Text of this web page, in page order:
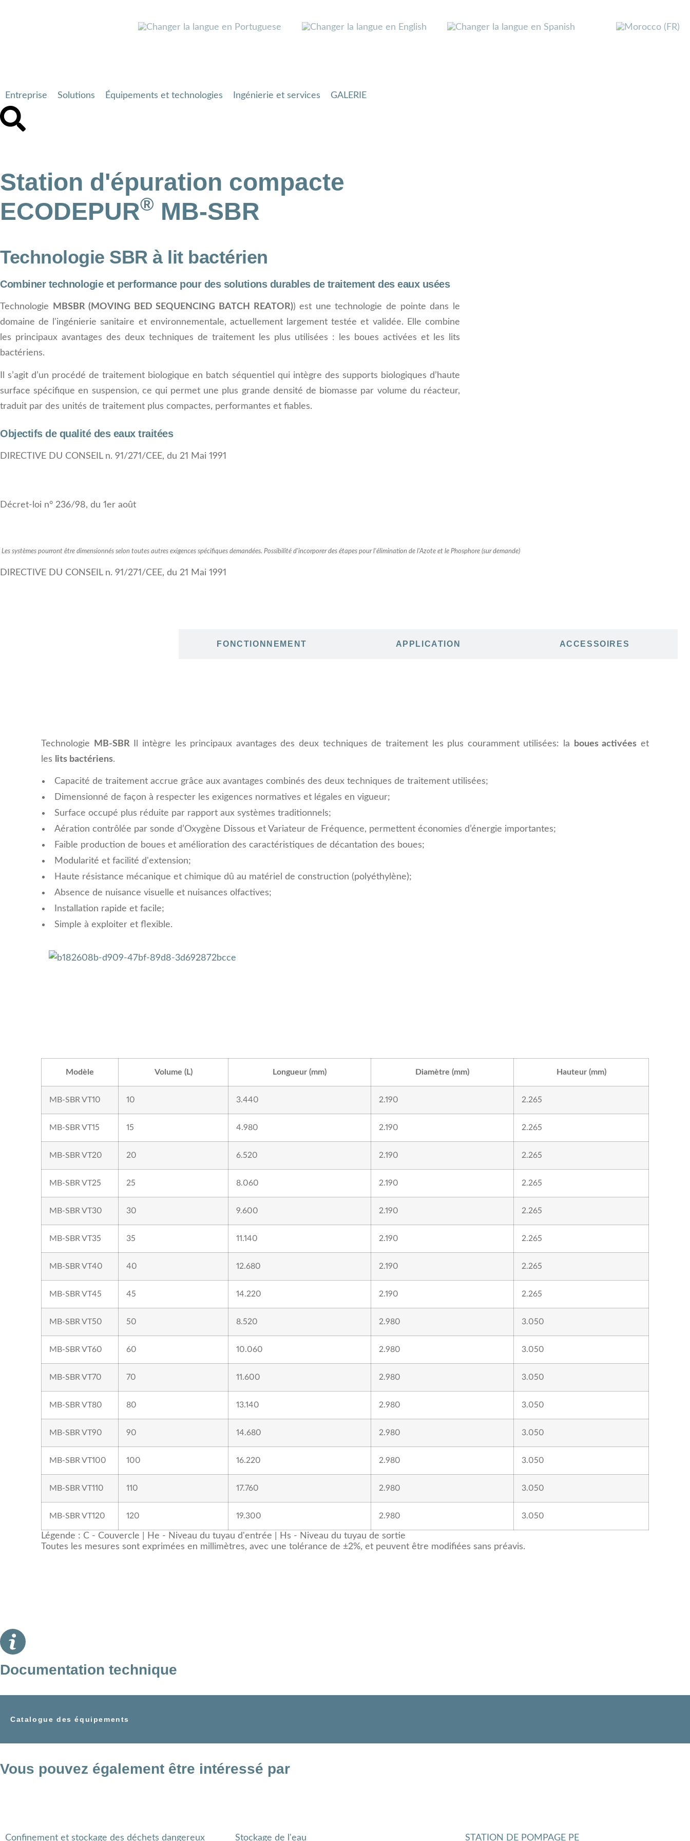
Entreprise Solutions Équipements et technologies Ingénierie et services GALERIE
Station d'épuration compacte
ECODEPUR® MB-SBR
Technologie SBR à lit bactérien
Combiner technologie et performance pour des solutions durables de traitement des eaux usées
Technologie MBSBR (MOVING BED SEQUENCING BATCH REATOR)) est une technologie de pointe dans le
domaine de l'ingénierie sanitaire et environnementale, actuellement largement testée et validée. Elle combine
les principaux avantages des deux techniques de traitement les plus utilisées : les boues activées et les lits
bactériens.
Il s’agit d’un procédé de traitement biologique en batch séquentiel qui intègre des supports biologiques d’haute
surface spécifique en suspension, ce qui permet une plus grande densité de biomasse par volume du réacteur,
traduit par des unités de traitement plus compactes, performantes et fiables.
Objectifs de qualité des eaux traitées
DIRECTIVE DU CONSEIL n. 91/271/CEE, du 21 Mai 1991
Décret-loi n° 236/98, du 1er août
Les systèmes pourront être dimensionnés selon toutes autres exigences spécifiques demandées. Possibilité d'incorporer des étapes pour l'élimination de l'Azote et le Phosphore (sur demande)
DIRECTIVE DU CONSEIL n. 91/271/CEE, du 21 Mai 1991
FONCTIONNEMENT APPLICATION ACCESSOIRES
Technologie MB-SBR Il intègre les principaux avantages des deux techniques de traitement les plus couramment utilisées: la boues activées et
les
lits bactériens.
Capacité de traitement accrue grâce aux avantages combinés des deux techniques de traitement utilisées;
Dimensionné de façon à respecter les exigences normatives et légales en vigueur;
Surface occupé plus réduite par rapport aux systèmes traditionnels;
Aération contrôlée par sonde d’Oxygène Dissous et Variateur de Fréquence, permettent économies d’énergie importantes;
Faible production de boues et amélioration des caractéristiques de décantation des boues;
Modularité et facilité d'extension;
Haute résistance mécanique et chimique dû au matériel de construction (polyéthylène);
Absence de nuisance visuelle et nuisances olfactives;
Installation rapide et facile;
Simple à exploiter et flexible.
Modèle Volume (L) Longueur (mm) Diamètre (mm) Hauteur (mm)
MB-SBR VT10 10 3.440 2.190 2.265
MB-SBR VT15 15 4.980 2.190 2.265
MB-SBR VT20 20 6.520 2.190 2.265
MB-SBR VT25 25 8.060 2.190 2.265
MB-SBR VT30 30 9.600 2.190 2.265
MB-SBR VT35 35 11.140 2.190 2.265
MB-SBR VT40 40 12.680 2.190 2.265
MB-SBR VT45 45 14.220 2.190 2.265
MB-SBR VT50 50 8.520 2.980 3.050
MB-SBR VT60 60 10.060 2.980 3.050
MB-SBR VT70 70 11.600 2.980 3.050
MB-SBR VT80 80 13.140 2.980 3.050
MB-SBR VT90 90 14.680 2.980 3.050
MB-SBR VT100 100 16.220 2.980 3.050
MB-SBR VT110 110 17.760 2.980 3.050
MB-SBR VT120 120 19.300 2.980 3.050
Légende : C - Couvercle | He - Niveau du tuyau d'entrée | Hs - Niveau du tuyau de sortie
Toutes les mesures sont exprimées en millimètres, avec une tolérance de ±2%, et peuvent être modifiées sans préavis.
Documentation technique
Catalogue des équipements
Vous pouvez également être intéressé par
Confinement et stockage des déchets dangereux Stockage de l'eau STATION DE POMPAGE PE